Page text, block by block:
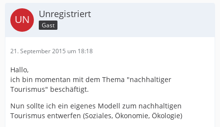
Unregistriert
Gast
21. September 2015 um 18:18
Hallo,
ich bin momentan mit dem Thema "nachhaltiger
Tourismus" beschäftigt.
Nun sollte ich ein eigenes Modell zum nachhaltigen
Tourismus entwerfen (Soziales, Ökonomie, Ökologie)